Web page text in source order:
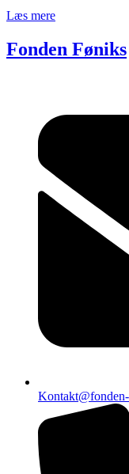
Læs mere
Fonden Føniks